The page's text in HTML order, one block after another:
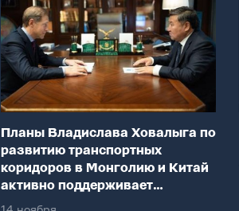
Планы Владислава Ховалыга по
развитию транспортных
коридоров в Монголию и Китай
активно поддерживает
федеральный центр